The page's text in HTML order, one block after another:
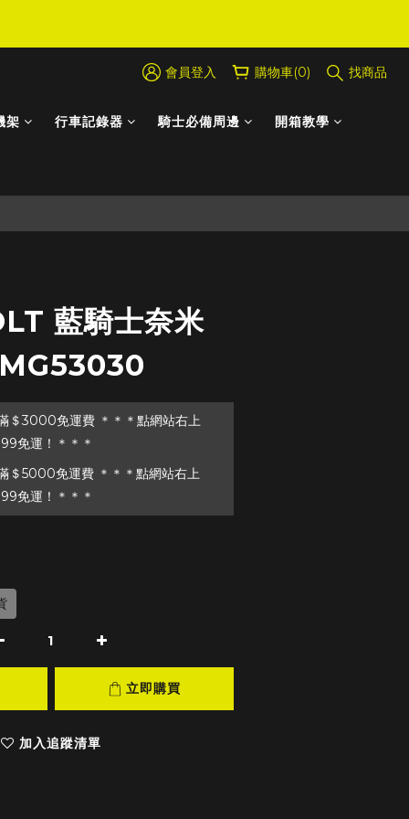
會員登入 購物車(0) 找商品
架 行車記錄器 騎士必備周邊 開箱教學
藍騎士奈米
＄3000免運費 ＊＊＊點網站右上
免運！＊＊＊
＄5000免運費 ＊＊＊點網站右上
免運！＊＊＊
立即購買
加入追蹤清單